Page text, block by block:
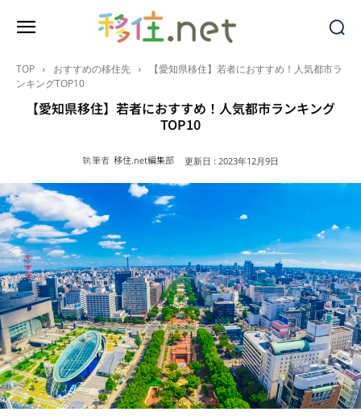
TOP おすすめの移住先
【愛知県移住】若者におすすめ！人気都市ラ
ンキングTOP10
【愛知県移住】若者におすすめ！人気都市ランキング
TOP10
執筆者 移住.net編集部 更新日 : 2023年12月9日